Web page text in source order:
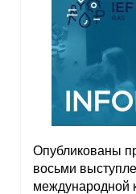
Образование и
Кафедра
Кафедра
Об
Опубликованы
восьми
международной